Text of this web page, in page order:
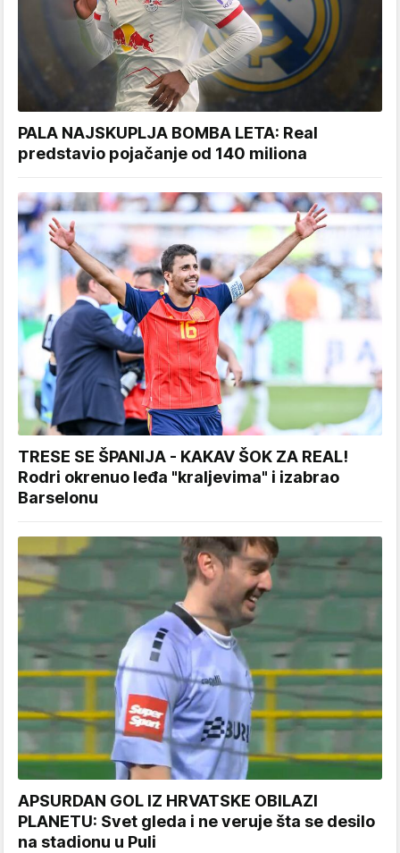
PALA NAJSKUPLJA BOMBA LETA: Real
predstavio pojačanje od 140 miliona
TRESE SE ŠPANIJA - KAKAV ŠOK ZA REAL!
Rodri okrenuo leđa "kraljevima" i izabrao
Barselonu
APSURDAN GOL IZ HRVATSKE OBILAZI
PLANETU: Svet gleda i ne veruje šta se desilo
na stadionu u Puli